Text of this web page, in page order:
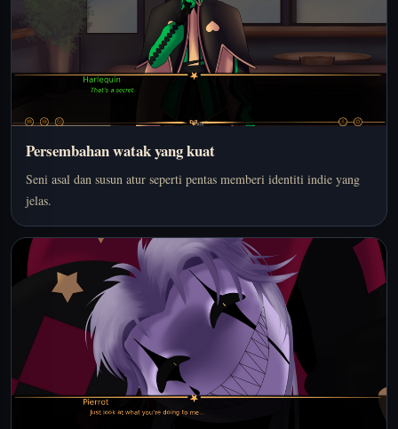
Persembahan watak yang kuat
Seni asal dan susun atur seperti pentas memberi identiti indie yang
jelas.